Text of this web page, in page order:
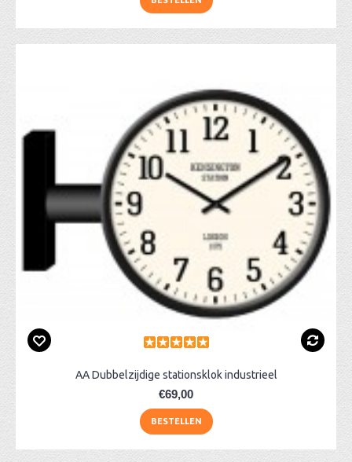
AA Dubbelzijdige stationsklok industrieel
€69,00
BESTELLEN